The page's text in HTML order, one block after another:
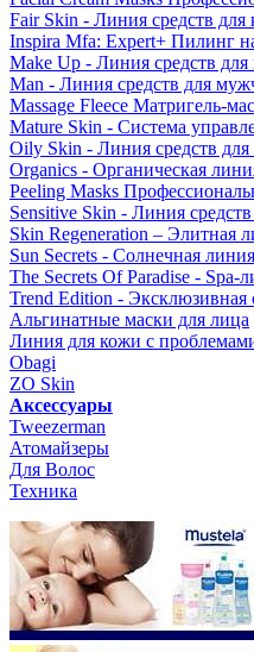
Fair Skin - Линия средств
Inspira Mfa: Expert+ Пилинг
Make Up - Линия средств для
Man - Линия средств для
Massage Fleece Матригель-
Mature Skin - Система
Oily Skin - Линия средств
Organics - Органическая
Peeling Masks
Sensitive Skin - Линия
Skin Regeneration – Элитная
Sun Secrets - Солнечная линия
The Secrets Of Paradise - Spa-
Trend Edition -
Альгинатные маски для лица
Линия для кожи с
Obagi
ZO Skin
Aксессуары
Tweezerman
Атомайзеры
Для Волос
Техника